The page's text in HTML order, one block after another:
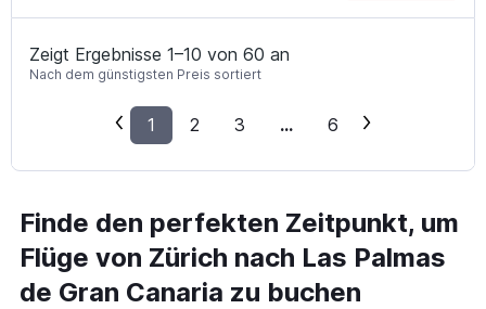
Zeigt Ergebnisse 1–10 von 60 an
Nach dem günstigsten Preis sortiert
1 2 3 ... 6
Finde den perfekten Zeitpunkt, um
Flüge von Zürich nach Las Palmas
de Gran Canaria zu buchen